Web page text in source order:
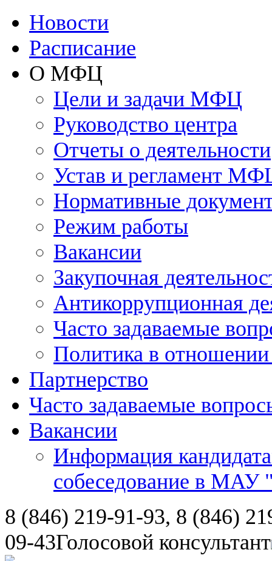
Новости
Расписание
О МФЦ
Цели и задачи МФЦ
Руководство центра
Отчеты о деятельности
Устав и регламент
Нормативные
Режим работы
Вакансии
Закупочная
Антикоррупционная
Часто задаваемые
Политика в
Партнерство
Часто задаваемые
Вакансии
Информация
собеседование в
8 (846) 219-91-93, 8 (846)
09-43Голосовой консультант